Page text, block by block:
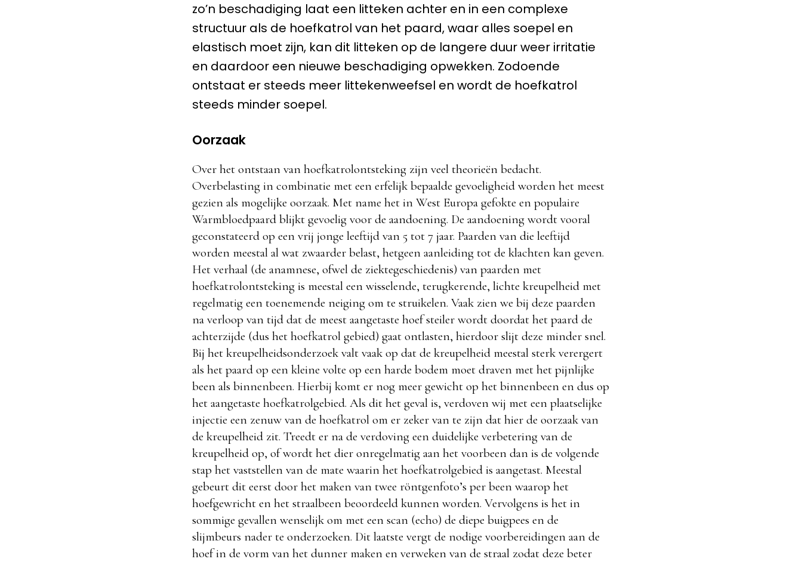
zo’n beschadiging laat een litteken achter en in een complexe
structuur als de hoefkatrol van het paard, waar alles soepel en
elastisch moet zijn, kan dit litteken op de langere duur weer irritatie
en daardoor een nieuwe beschadiging opwekken. Zodoende
ontstaat er steeds meer littekenweefsel en wordt de hoefkatrol
steeds minder soepel.
Oorzaak
Over het ontstaan van hoefkatrolontsteking zijn veel theorieën bedacht.
Overbelasting in combinatie met een erfelijk bepaalde gevoeligheid worden het meest
gezien als mogelijke oorzaak. Met name het in West Europa gefokte en populaire
Warmbloedpaard blijkt gevoelig voor de aandoening. De aandoening wordt vooral
geconstateerd op een vrij jonge leeftijd van 5 tot 7 jaar. Paarden van die leeftijd
worden meestal al wat zwaarder belast, hetgeen aanleiding tot de klachten kan geven.
Het verhaal (de anamnese, ofwel de ziektegeschiedenis) van paarden met
hoefkatrolontsteking is meestal een wisselende, terugkerende, lichte kreupelheid met
regelmatig een toenemende neiging om te struikelen. Vaak zien we bij deze paarden
na verloop van tijd dat de meest aangetaste hoef steiler wordt doordat het paard de
achterzijde (dus het hoefkatrol gebied) gaat ontlasten, hierdoor slijt deze minder snel.
Bij het kreupelheidsonderzoek valt vaak op dat de kreupelheid meestal sterk verergert
als het paard op een kleine volte op een harde bodem moet draven met het pijnlijke
been als binnenbeen. Hierbij komt er nog meer gewicht op het binnenbeen en dus op
het aangetaste hoefkatrolgebied. Als dit het geval is, verdoven wij met een plaatselijke
injectie een zenuw van de hoefkatrol om er zeker van te zijn dat hier de oorzaak van
de kreupelheid zit. Treedt er na de verdoving een duidelijke verbetering van de
kreupelheid op, of wordt het dier onregelmatig aan het voorbeen dan is de volgende
stap het vaststellen van de mate waarin het hoefkatrolgebied is aangetast. Meestal
gebeurt dit eerst door het maken van twee röntgenfoto’s per been waarop het
hoefgewricht en het straalbeen beoordeeld kunnen worden. Vervolgens is het in
sommige gevallen wenselijk om met een scan (echo) de diepe buigpees en de
slijmbeurs nader te onderzoeken. Dit laatste vergt de nodige voorbereidingen aan de
hoef in de vorm van het dunner maken en verweken van de straal zodat deze beter